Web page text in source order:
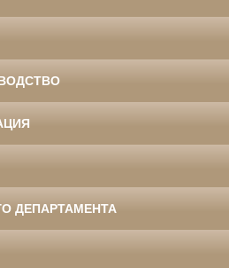
ДЕПАРТАМЕНТА